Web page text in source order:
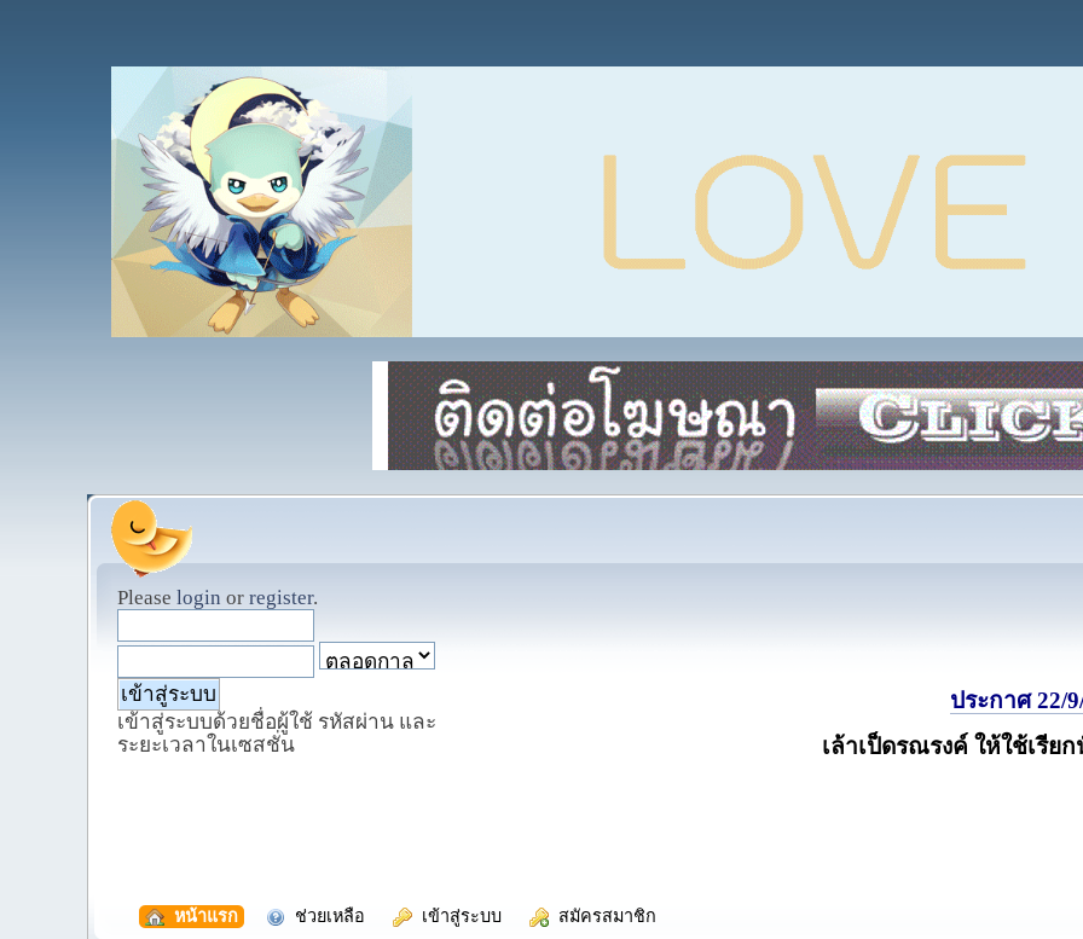
Please login or register.
เข้าสู่ระบบด้วยชื่อผู้ใช้ รหัสผ่าน และ
ระยะเวลาในเซสชั่น
ประกาศ 22/
เล้าเป็ดรณรงค์ ให้ใช้เรีย
หน้าแรก ช่วยเหลือ เข้าสู่ระบบ สมัครสมาชิก